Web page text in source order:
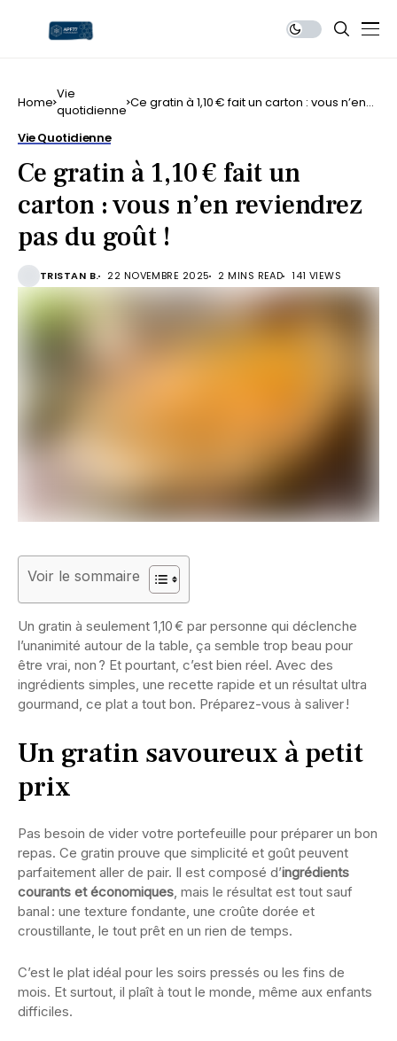
Home Vie
quotidienne Ce gratin à 1,10 € fait un carton : vous n’en
Vie Quotidienne
Ce gratin à 1,10 € fait un
carton : vous n’en reviendrez
pas du goût !
TRISTAN B. 22 NOVEMBRE 2025 2 MINS READ 141 VIEWS
Voir le sommaire
Un gratin à seulement 1,10 € par personne qui déclenche
l’unanimité autour de la table, ça semble trop beau pour
être vrai, non ? Et pourtant, c’est bien réel. Avec des
ingrédients simples, une recette rapide et un résultat ultra
gourmand, ce plat a tout bon. Préparez-vous à saliver !
Un gratin savoureux à petit
prix
Pas besoin de vider votre portefeuille pour préparer un bon
repas. Ce gratin prouve que simplicité et goût peuvent
parfaitement aller de pair. Il est composé d’ingrédients
courants et économiques, mais le résultat est tout sauf
banal : une texture fondante, une croûte dorée et
croustillante, le tout prêt en un rien de temps.
C’est le plat idéal pour les soirs pressés ou les fins de
mois. Et surtout, il plaît à tout le monde, même aux enfants
difficiles.